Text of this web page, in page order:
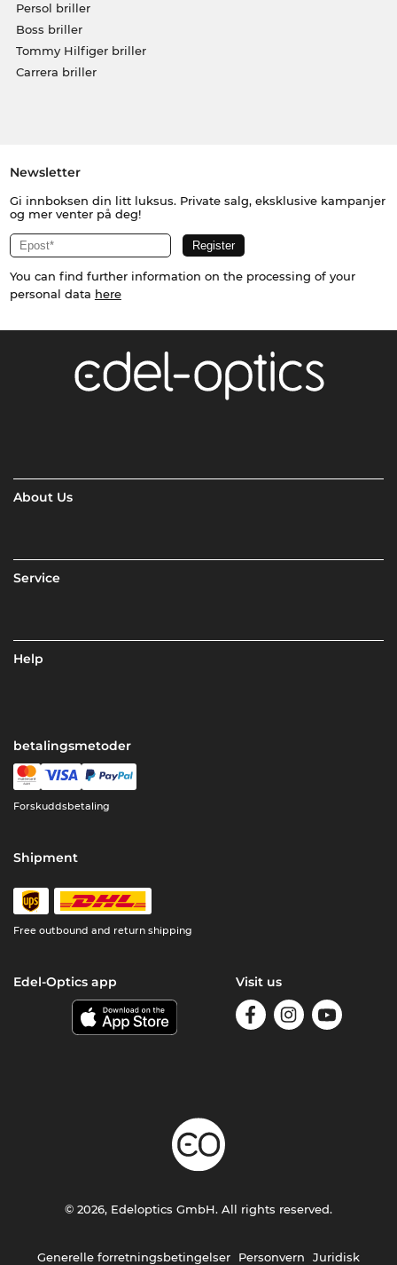
Persol briller
Boss briller
Tommy Hilfiger briller
Carrera briller
Newsletter
Gi innboksen din litt luksus. Private salg, eksklusive kampanjer
og mer venter på deg!
You can find further information on the processing of your
personal data here
About Us
Service
Help
betalingsmetoder
Forskuddsbetaling
Shipment
Free outbound and return shipping
Edel-Optics app Visit us
Generelle forretningsbetingelser Personvern Juridisk
© 2026, Edeloptics GmbH. All rights reserved.